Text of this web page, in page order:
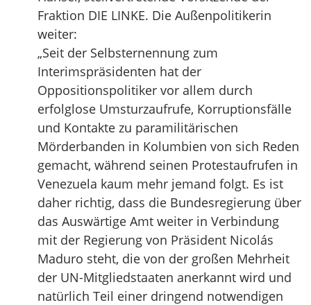
Fraktion DIE LINKE. Die Außenpolitikerin
weiter:
„Seit der Selbsternennung zum
Interimspräsidenten hat der
Oppositionspolitiker vor allem durch
erfolglose Umsturzaufrufe, Korruptionsfälle
und Kontakte zu paramilitärischen
Mörderbanden in Kolumbien von sich Reden
gemacht, während seinen Protestaufrufen in
Venezuela kaum mehr jemand folgt. Es ist
daher richtig, dass die Bundesregierung über
das Auswärtige Amt weiter in Verbindung
mit der Regierung von Präsident Nicolás
Maduro steht, die von der großen Mehrheit
der UN-Mitgliedstaaten anerkannt wird und
natürlich Teil einer dringend notwendigen